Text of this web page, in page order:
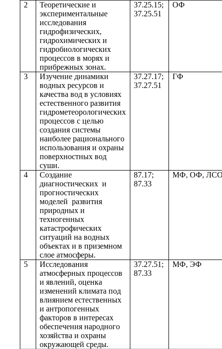
2
Теоретические и
экспериментальные
исследования
гидрофизических,
гидрохимических и
гидробиологических
процессов в морях и
прибрежных зонах.
37.25.15;
37.25.51
ОФ
3
Изучение динамики
водных ресурсов и
качества вод в условиях
естественного развития
гидрометеорологических
процессов с целью
создания системы
наиболее рационального
использования и охраны
поверхностных вод
суши.
37.27.17;
37.27.51
ГФ
4
Создание
диагностических и
прогностических
моделей развития
природных и
техногенных
катастрофических
ситуаций на водных
объектах и в приземном
слое атмосферы.
87.17;
87.33
МФ, ОФ,
5
Исследования
атмосферных процессов
и явлений, оценка
изменений климата под
влиянием естественных
и антропогенных
факторов в интересах
обеспечения народного
хозяйства и охраны
окружающей среды.
37.27.51;
87.33
МФ, ЭФ